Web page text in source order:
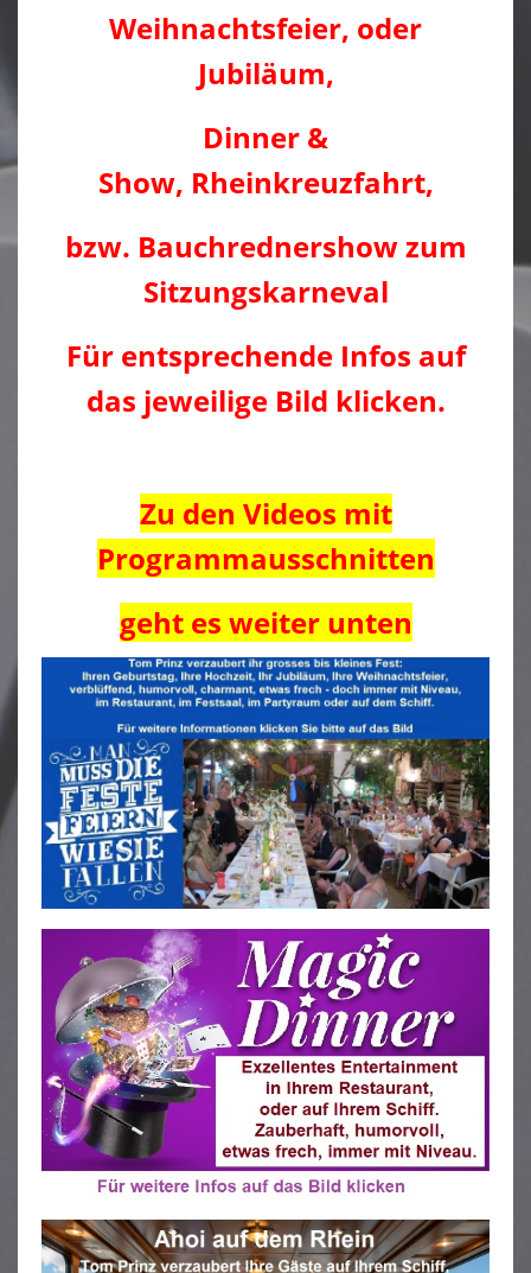
Weihnachtsfeier, oder
Jubiläum,
Dinner &
Show, Rheinkreuzfahrt,
bzw. Bauchrednershow zum
Sitzungskarneval
Für entsprechende Infos auf
das jeweilige Bild klicken.
Zu den Videos mit
Programmausschnitten
geht es weiter unten